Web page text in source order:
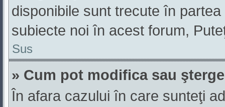
disponibile sunt trecute în
subiecte noi în acest forum,
Sus
» Cum pot modifica sau
În afara cazului în care sunteţi